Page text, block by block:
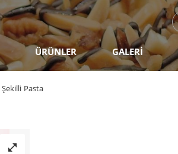
ÜRÜNLER GALERİ
Şekilli Pasta